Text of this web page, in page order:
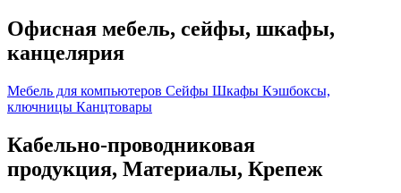
Офисная мебель, сейфы, шкафы,
канцелярия
Мебель для компьютеров Сейфы Шкафы Кэшбоксы,
ключницы Канцтовары
Кабельно-проводниковая
продукция, Материалы, Крепеж